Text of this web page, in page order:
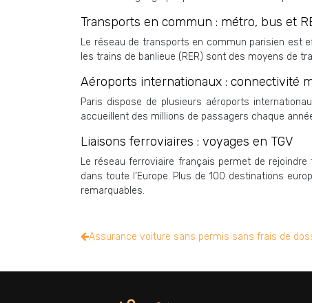
Transports en commun : métro, bus et
Le réseau de transports en commun parisien est
les trains de banlieue (RER) sont des moyens de
Aéroports internationaux : connectivité
Paris dispose de plusieurs aéroports
accueillent des millions de passagers chaque
Liaisons ferroviaires : voyages en TGV
Le réseau ferroviaire français permet de
dans toute l’Europe. Plus de 100 destinations
remarquables.
Assurance voiture sans permis sans frais de